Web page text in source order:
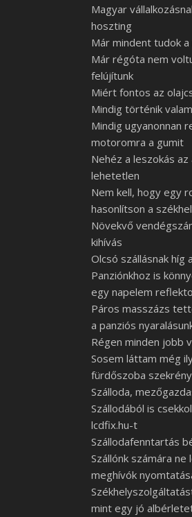
Magyar
hoszting
Már mindent tudok
Már régóta nem
felújítunk
Miért fontos az
Mindig történik
Mindig ugyanonnan
motoromra a gumit
Nehéz a leszokás
lehetetlen
Nem kell, hogy egy
hasonlítson a
Növekvő
kihívás
Olcsó szállásnak híg
Panziónkhoz is
egy napelem
Páros masszázs
a panziós
Régen minden jobb
Sosem láttam még
fürdőszoba
Szálloda,
Szállodából is
lcdfix.hu-t
Szállodafenntartás
Szállónk számára
meghívók
mint egy jó